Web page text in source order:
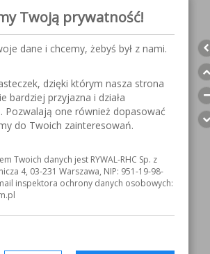
teraz swój
KUP TERAZ
Twoją prywatność!
dane i chcemy, żebyś był z nami.
dzięki którym nasza strona
bardziej przyjazna i działa
Pozwalają one również dopasować
do Twoich zainteresowań.
Twoich danych jest RYWAL-RHC Sp. z
4, 03-231 Warszawa, NIP: 951-19-98-
inspektora ochrony danych osobowych: